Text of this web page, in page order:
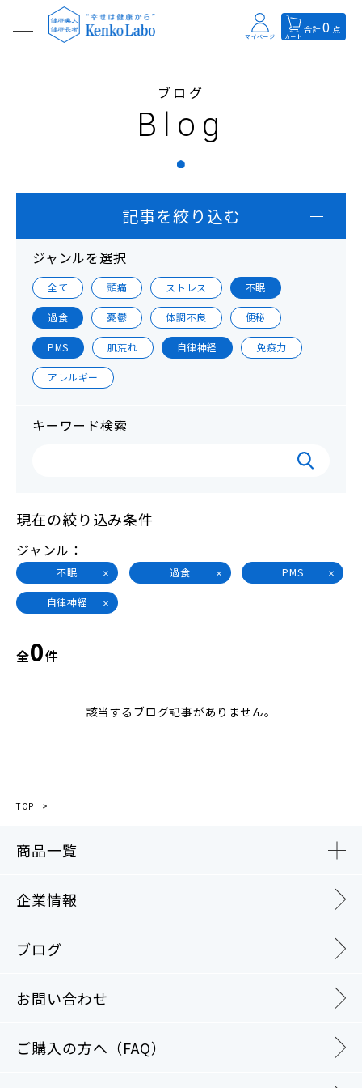
マイページ カート
合計0 点
ブログ
Blog
記事を絞り込む
ジャンルを選択
全て 頭痛 ストレス 不眠
過食 憂鬱 体調不良 便秘
PMS 肌荒れ 自律神経 免疫力
アレルギー
キーワード検索
現在の絞り込み条件
ジャンル
不眠 過食 PMS
自律神経
全0件
該当するブログ記事がありません。
TOP
商品一覧
企業情報
ブログ
お問い合わせ
ご購入の方へ（FAQ）